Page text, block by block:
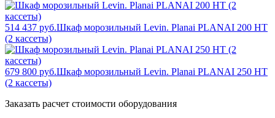
514 437 руб.Шкаф морозильный Levin. Planai PLANAI 200 НТ
(2 кассеты)
679 800 руб.Шкаф морозильный Levin. Planai PLANAI 250 НТ
(2 кассеты)
Заказать расчет стоимости оборудования